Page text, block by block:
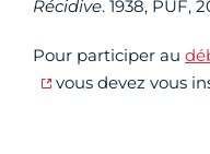
Récidive. 1938, PUF,
Pour participer au
vous devez vous